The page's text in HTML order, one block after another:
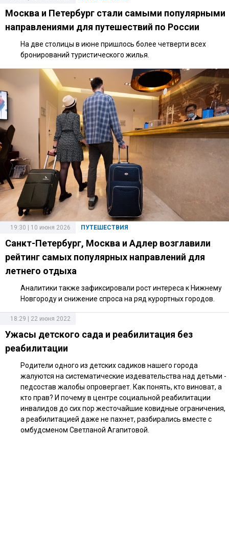
Москва и Петербург стали самыми популярными
направлениями для путешествий по России
На две столицы в июне пришлось более четверти всех
бронирований туристического жилья.
ПУТЕШЕСТВИЯ
19:30 | 10 июня 2026
Санкт-Петербург, Москва и Адлер возглавили
рейтинг самых популярных направлений для
летнего отдыха
Аналитики также зафиксировали рост интереса к Нижнему
Новгороду и снижение спроса на ряд курортных городов.
18:29 | 22 июня 2022
Ужасы детского сада и реабилитация без
реабилитации
Родители одного из детских садиков нашего города
жалуются на систематические издевательства над детьми -
педсостав жалобы опровергает. Как понять, кто виноват, а
кто прав? И почему в центре социальной реабилитации
инвалидов до сих пор жесточайшие ковидные ограничения,
а реабилитацией даже не пахнет, разбирались вместе с
омбудсменом Светланой Агапитовой.